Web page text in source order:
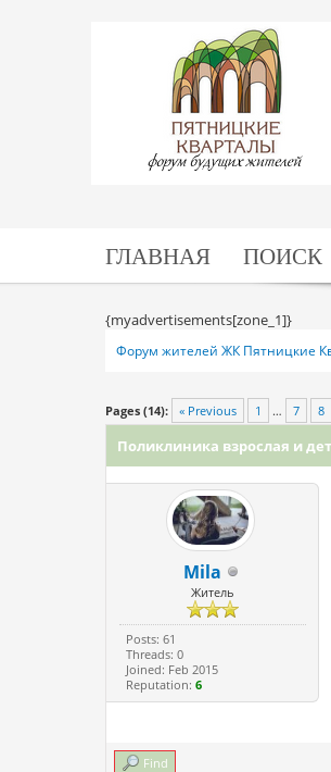
ГЛАВНАЯ ПОИСК
{myadvertisements[zone_1]}
Форум жителей ЖК Пятницкие
Pages (14): « Previous 1 … 7 8
0 Vote(s) - 0 Average
12345
Поликлиника взрослая и
Mila
Житель
Posts: 61
Threads: 0
Joined: Feb 2015
Reputation: 6
Find